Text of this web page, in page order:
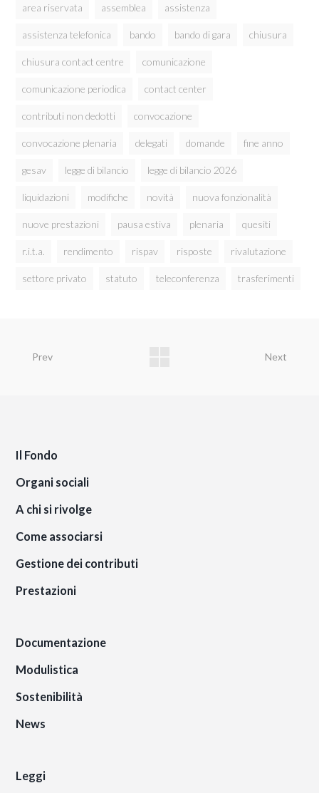
area riservata assemblea assistenza
assistenza telefonica bando bando di gara chiusura
chiusura contact centre comunicazione
comunicazione periodica contact center
contributi non dedotti convocazione
convocazione plenaria delegati domande fine anno
gesav legge di bilancio legge di bilancio 2026
liquidazioni modifiche novità nuova fonzionalità
nuove prestazioni pausa estiva plenaria quesiti
r.i.t.a. rendimento rispav risposte rivalutazione
settore privato statuto teleconferenza trasferimenti
Prev Next
Il Fondo
Organi sociali
A chi si rivolge
Come associarsi
Gestione dei contributi
Prestazioni
Documentazione
Modulistica
Sostenibilità
News
Leggi